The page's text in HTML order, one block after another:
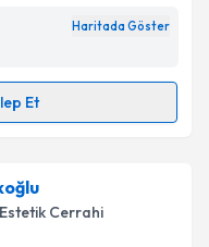
ediyorum.
Gönder
Haritada Göster
Et
takvimi talebi
almanız için bir
ile bilgilendireceğiz.
Cerrahi